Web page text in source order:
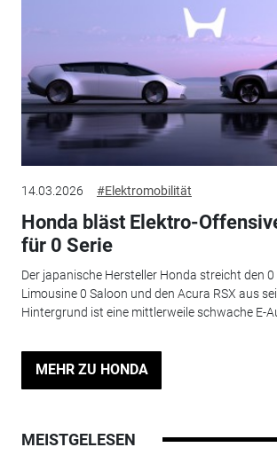
14.03.2026 #Elektromobilität
Honda bläst Elektro-
für 0 Serie
Der japanische Hersteller Honda streicht den 0
Limousine 0 Saloon und den Acura RSX aus
Hintergrund ist eine mittlerweile schwache E-
MEHR ZU HONDA
MEISTGELESEN